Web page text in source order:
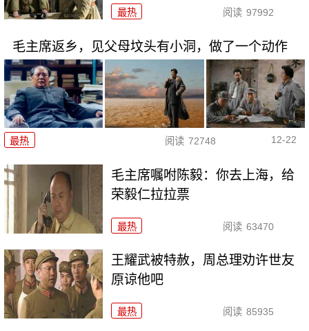
最热 阅读 97992
毛主席返乡，见父母坟头有小洞，做了一个动作
最热 阅读 72748 12-22
毛主席嘱咐陈毅：你去上海，给
荣毅仁拉拉票
最热 阅读 63470
王耀武被特赦，周总理劝许世友
原谅他吧
最热 阅读 85935